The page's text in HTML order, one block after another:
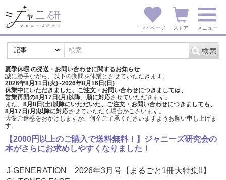
マイページ ストア メニュー
夏季休暇 の発送・お問い合わせに関するお知らせ
誠に勝手ながら、以下の期間を休業とさせていただきます。
2026年8月11日(火)~2026年8月16日(日)
休業中にいただきました、ご注文・お問い合わせにつきましては、
営業再開の8月17日(月)以降、順に対応させていただきます。
また、 8月8日(土)以降にいただいた、ご注文・ お問い合わせにつきましても、
8月17日(月)以降に対応させていただく場合がございます。
大変ご迷惑をおかけしますが、 何卒ご了承くださいますようお願い申し上げま
す。
【2000円以上のご購入で送料無料！】ジャニーズ研究会の
本がさらにお求めしやすくなりました！
J-GENERATION 2026年3月号【まるごと1冊大特集!!】